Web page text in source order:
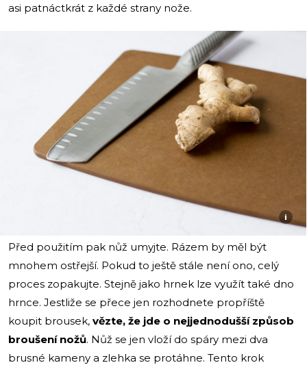
asi patnáctkrát z každé strany nože.
i
Před použitím pak nůž umyjte. Rázem by měl být
mnohem ostřejší. Pokud to ještě stále není ono, celý
proces zopakujte. Stejně jako hrnek lze využít také dno
hrnce. Jestliže se přece jen rozhodnete propříště
koupit brousek, vězte, že jde o nejjednodušší způsob
broušení nožů. Nůž se jen vloží do spáry mezi dva
brusné kameny a zlehka se protáhne. Tento krok